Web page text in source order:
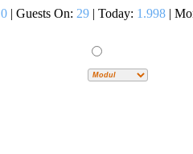
0 | Guests On: 29 | Today: 1.998 |